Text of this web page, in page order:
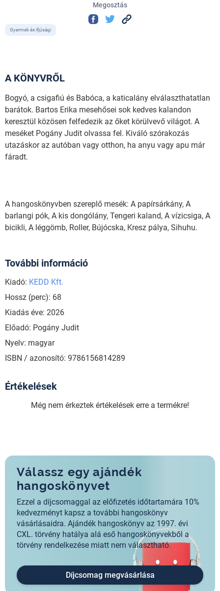
Megosztás
Gyermek és ifjúsági
A KÖNYVRŐL
Bogyó, a csigafiú és Babóca, a katicalány elválaszthatatlan
barátok. Bartos Erika mesehősei sok kedves kalandon
keresztül közösen felfedezik az őket körülvevő világot. A
meséket Pogány Judit olvassa fel. Kiváló szórakozás
utazáskor az autóban vagy otthon, ha anyu vagy apu már
fáradt.
A hangoskönyvben szereplő mesék: A papírsárkány, A
barlangi pók, A kis dongólány, Tengeri kaland, A vízicsiga, A
bicikli, A léggömb, Roller, Bújócska, Kresz pálya, Sihuhu.
További információ
Kiadó: KEDD Kft.
Hossz (perc): 68
Kiadás éve: 2026
Előadó: Pogány Judit
Nyelv: magyar
ISBN / azonosító: 9786156814289
Értékelések
Még nem érkeztek értékelések erre a termékre!
Válassz egy ajándék
hangoskönyvet
Ezzel a díjcsomaggal az előfizetés időtartamára 10%
kedvezményt kapsz a további hangoskönyv
vásárlásaidra. Ajándék hangoskönyv az 1997. évi
CXL. törvény hatálya alá eső hangoskönyvekből a
törvény rendelkezése miatt nem választható.
Díjcsomag megvásárlása